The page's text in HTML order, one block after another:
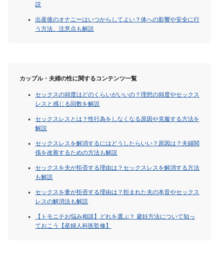
説
出産後のオナニーはいつからしてよい？体への影響や安全に行
う方法、注意点も解説
カップル・夫婦の性に関するコンテンツ一覧
セックスの頻度はどのくらいがいいの？理想の頻度やセックス
レスと感じる回数を解説
セックスレスとは？性行為をしなくなる原因や克服する方法を
解説
セックスレスを解消するにはどうしたらいい？原因は？夫婦関
係を改善するための方法も解説
セックスを夫が拒否する理由は？セックスレスを解消する方法
も解説
セックスを妻が拒否する理由は？拒まれた夫の本音やセックス
レスの解消法も解説
【トモニテお悩み相談】どれを選ぶ？ 避妊方法について知っ
ておこう【産婦人科医監修】